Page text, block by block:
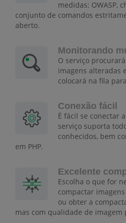
medidas: OWASP,
conjunto de comandos
aberto.
Monitorando
O serviço
imagens alteradas
colocará na fila
Conexão fácil
É fácil se conectar
serviço suporta
conhecidos, bem
em PHP.
Excelente
Escolha o que for
compactar
ou obter a
mas com qualidade de imagem